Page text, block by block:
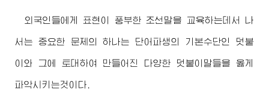
외국인들에게 표현이 풍부한 조선말을 교육하는데서 나
서는 중요한 문제의 하나는 단어파생의 기본수단인 덧붙
이와 그에 토대하여 만들어진 다양한 덧붙이말들을 옳게
파악시키는것이다.